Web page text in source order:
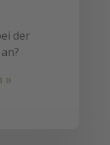
der
»